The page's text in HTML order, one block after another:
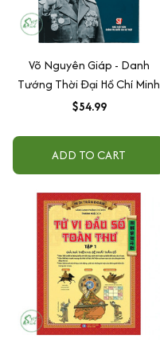
Võ Nguyên Giáp - Danh
Tướng Thời Đại Hồ Chí Minh
$54.99
ADD TO CART